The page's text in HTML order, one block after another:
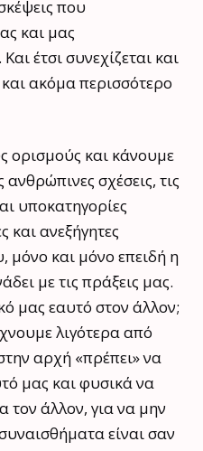
που
και μας
έτσι συνεχίζεται και
ακόμα περισσότερο
ορισμούς και κάνουμε
σχέσεις, τις
υποκατηγορίες
και ανεξήγητες
μόνο και μόνο επειδή η
με τις πράξεις μας.
μας εαυτό στον άλλον;
λιγότερα από
αρχή «πρέπει» να
μας και φυσικά να
τον άλλον, για να μην
είναι σαν